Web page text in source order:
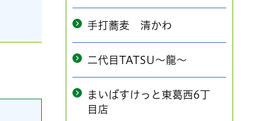
手打蕎麦 清かわ
二代目TATSU～龍～
まいばすけっと東葛西6丁
目店